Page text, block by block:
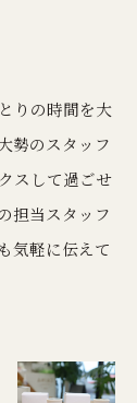
りの時間を大
勢のスタッフ
スして過ごせ
担当スタッフ
気軽に伝えて